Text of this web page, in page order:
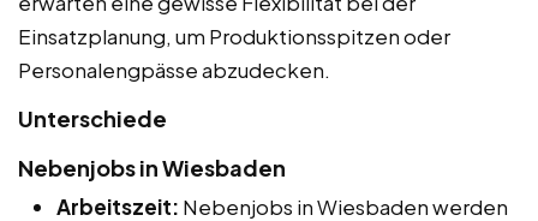
Einsatzplanung, um Produktionsspitzen oder
Personalengpässe abzudecken.
Unterschiede
Nebenjobs in Wiesbaden
Arbeitszeit: Nebenjobs in Wiesbaden werden